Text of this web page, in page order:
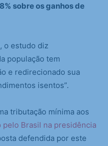
sobre os ganhos de
o estudo diz
população tem
e redirecionado sua
isentos”.
tributação mínima aos
Brasil na presidência
defendida por este